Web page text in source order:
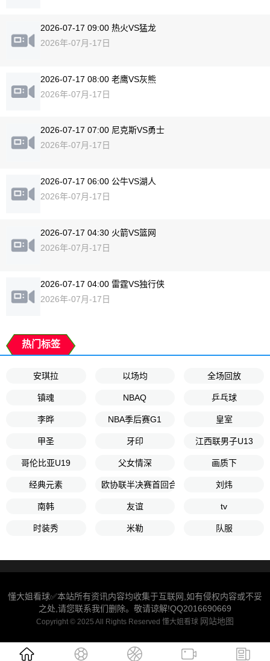
2026-07-17 09:00 热火VS猛龙
2026年-07月-17日
2026-07-17 08:00 老鹰VS灰熊
2026年-07月-17日
2026-07-17 07:00 尼克斯VS勇士
2026年-07月-17日
2026-07-17 06:00 公牛VS湖人
2026年-07月-17日
2026-07-17 04:30 火箭VS篮网
2026年-07月-17日
2026-07-17 04:00 雷霆VS独行侠
2026年-07月-17日
热门标签
安琪拉 以场均 全场回放
镇魂 NBAQ 乒乓球
李晔 NBA季后赛G1 皇室
甲圣 牙印 江西联男子U13
哥伦比亚U19 父女情深 画质下
经典元素 欧协联半决赛首回合 刘炜
南韩 友谊 tv
时装秀 米勒 队服
懂大姐看球✅本站所有资讯内容均收集于互联网,如有侵权内容或不妥
之处,请您联系我们删除。敬请谅解!QQ2016690669
Copyright © 2025 All Rights Reserved 懂大姐看球 网站地图